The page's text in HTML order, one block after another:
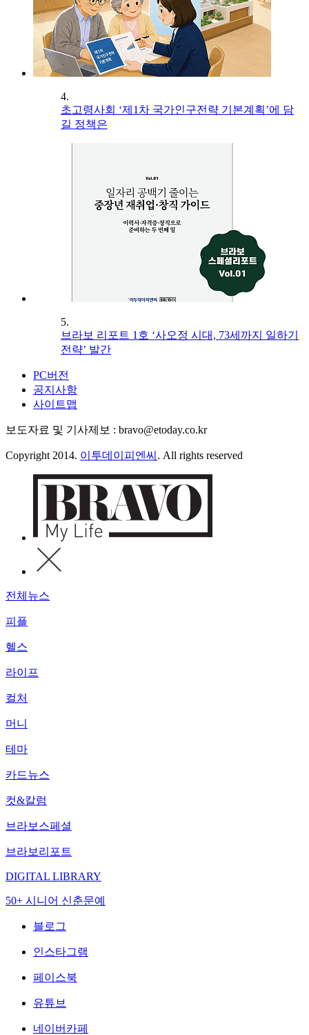
4.
초고령사회 ‘제1차 국가인구전략 기본계획’에 담
길 정책은
5.
브라보 리포트 1호 ‘사오정 시대, 73세까지 일하기
전략’ 발간
PC버전
공지사항
사이트맵
보도자료 및 기사제보 : bravo@etoday.co.kr
Copyright 2014. 이투데이피엔씨 . All rights reserved
전체뉴스
피플
헬스
라이프
컬처
머니
테마
카드뉴스
컷&칼럼
브라보스페셜
브라보리포트
DIGITAL LIBRARY
50+ 시니어 신춘문예
블로그
인스타그램
페이스북
유튜브
네이버카페